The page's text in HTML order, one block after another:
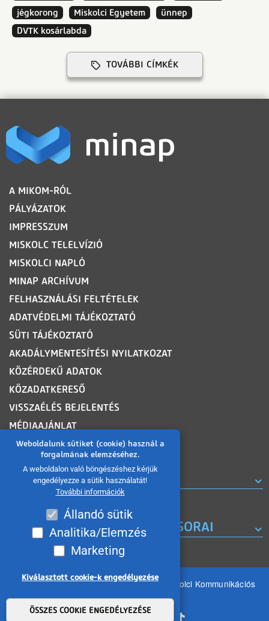
Weboldalunk sütiket (cookie) használ a
forgalmának elemzéséhez.
A weboldalon való böngészéshez kérjük
engedélyezze a sütik használatát!
További információk
Állandó sütik
Analitika/Elemzés
Marketing
Kiválasztott cookie-k engedélyezése
ÖSSZES COOKIE ENGEDÉLYEZÉSE
jégkorong
Miskolci Egyetem
ünnep
DVTK kosárlabda
TOVÁBBI CÍMKÉK
LÁBLÉC
A MIKOM-RÓL
PÁLYÁZATOK
IMPRESSZUM
MISKOLC TELELVÍZIÓ
MISKOLCI NAPLÓ
MINAP ARCHÍVUM
FELHASZNÁLÁSI FELTÉTELEK
ADATVÉDELMI TÁJÉKOZTATÓ
SÜTI TÁJÉKOZTATÓ
AKADÁLYMENTESÍTÉSI NYILATKOZAT
KÖZÉRDEKŰ ADATOK
KÖZADATKERESŐ
VISSZAÉLÉS BEJELENTÉS
MÉDIAAJÁNLAT
OLDALTÉRKÉP
ROVATOK
A MISKOLC TV KORÁBBI MŰSORAI
Minden jog fenntartva 2026 © MIKOM Miskolci Kommunikációs
Nonprofit Kft.